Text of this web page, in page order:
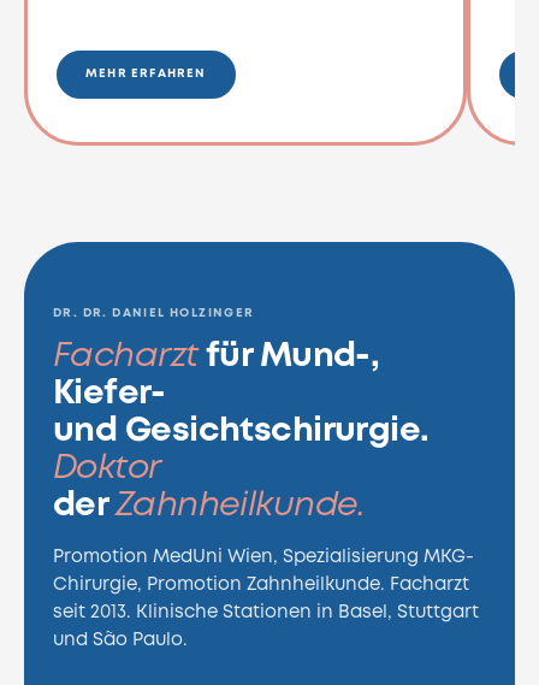
MEHR ERFAHREN
DR. DR. DANIEL HOLZINGER
Facharztfür Mund-,
Kiefer-
und Gesichtschirurgie.
Doktor
der Zahnheilkunde.
Promotion MedUni Wien, Spezialisierung MKG-
Chirurgie, Promotion Zahnheilkunde. Facharzt
seit 2013. Klinische Stationen in Basel, Stuttgart
und São Paulo.